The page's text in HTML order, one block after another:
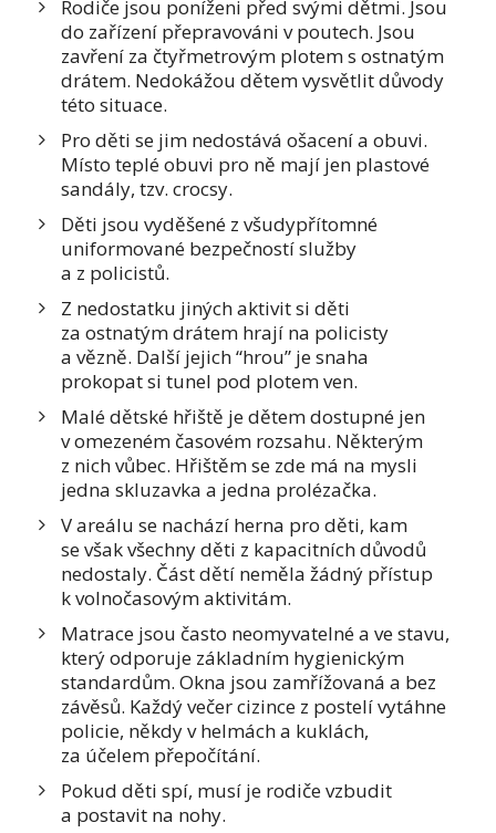
Rodiče jsou poníženi před svými dětmi. Jsou
do zařízení přepravováni v poutech. Jsou
zavření za čtyřmetrovým plotem s ostnatým
drátem. Nedokážou dětem vysvětlit důvody
této situace.
Pro děti se jim nedostává ošacení a obuvi.
Místo teplé obuvi pro ně mají jen plastové
sandály, tzv. crocsy.
Děti jsou vyděšené z všudypřítomné
uniformované bezpečností služby
a z policistů.
Z nedostatku jiných aktivit si děti
za ostnatým drátem hrají na policisty
a vězně. Další jejich “hrou” je snaha
prokopat si tunel pod plotem ven.
Malé dětské hřiště je dětem dostupné jen
v omezeném časovém rozsahu. Některým
z nich vůbec. Hřištěm se zde má na mysli
jedna skluzavka a jedna prolézačka.
V areálu se nachází herna pro děti, kam
se však všechny děti z kapacitních důvodů
nedostaly. Část dětí neměla žádný přístup
k volnočasovým aktivitám.
Matrace jsou často neomyvatelné a ve stavu,
který odporuje základním hygienickým
standardům. Okna jsou zamřížovaná a bez
závěsů. Každý večer cizince z postelí vytáhne
policie, někdy v helmách a kuklách,
za účelem přepočítání.
Pokud děti spí, musí je rodiče vzbudit
a postavit na nohy.